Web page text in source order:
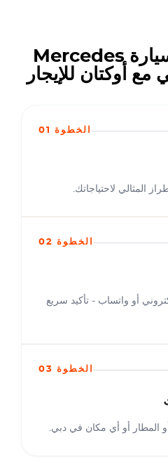
كيفية استئجار سيارة Mercedes
الخطوة 01
المثالي لاحتياجاتك.
الخطوة 02
أو واتساب - تأكيد سريع
الخطوة 03
المطار أو أي مكان في دبي.